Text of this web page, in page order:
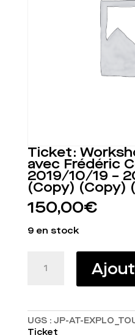
Ticket:
avec Frédéric
2019/10/19 –
(Copy) (Copy)
150,00€
9 en stock
le
portrait
UGS : JP-AT-
Ticket